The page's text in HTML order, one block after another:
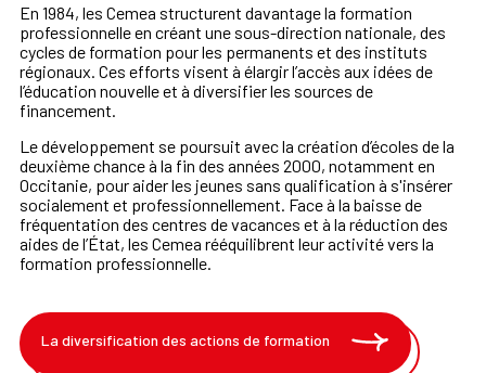
En 1984, les Cemea structurent davantage la formation
professionnelle en créant une sous-direction nationale, des
cycles de formation pour les permanents et des instituts
régionaux. Ces efforts visent à élargir l’accès aux idées de
l’éducation nouvelle et à diversifier les sources de
financement.
Le développement se poursuit avec la création d’écoles de la
deuxième chance à la fin des années 2000, notamment en
Occitanie, pour aider les jeunes sans qualification à s'insérer
socialement et professionnellement. Face à la baisse de
fréquentation des centres de vacances et à la réduction des
aides de l’État, les Cemea rééquilibrent leur activité vers la
formation professionnelle.
La diversification des actions de formation